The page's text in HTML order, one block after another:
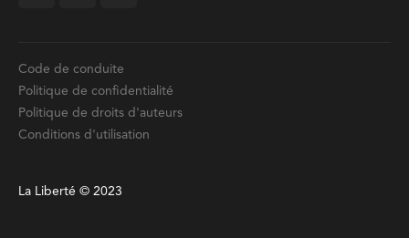
Code de conduite
Politique de confidentialité
Politique de droits d'auteurs
Conditions d'utilisation
La Liberté © 2023